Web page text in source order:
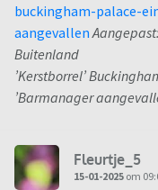
buckingham-palace-
aangevallen
Buitenland
’Kerstborrel’
’Barmanager
Fleurtje_5
15-01-2025 om